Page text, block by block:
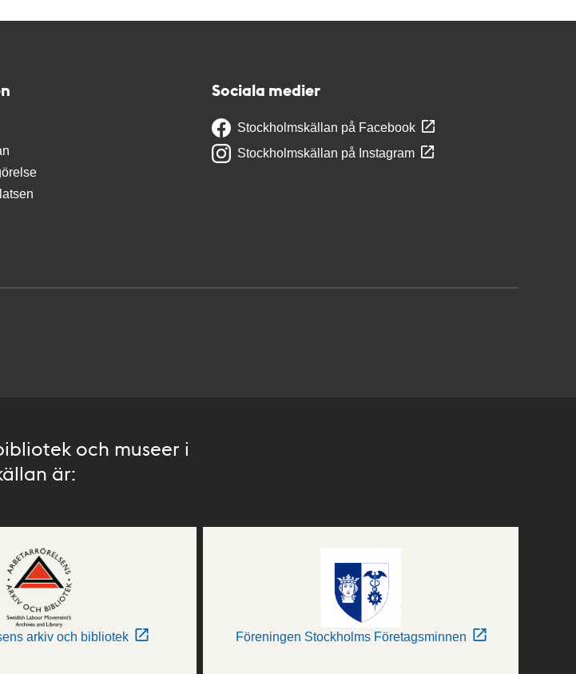
Sociala medier
Stockholmskällan på Facebook
Stockholmskällan på Instagram
och museer i
är:
arkiv och bibliotek Föreningen Stockholms Företagsminnen